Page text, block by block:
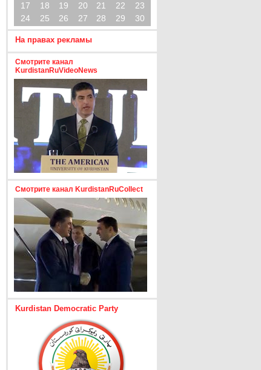
17
18 19 20 21 22
23
24
25 26 27 28 29 30
На правах рекламы
Смотрите канал
KurdistanRuVideoNews
Смотрите канал KurdistanRuCollect
Kurdistan Democratic Party